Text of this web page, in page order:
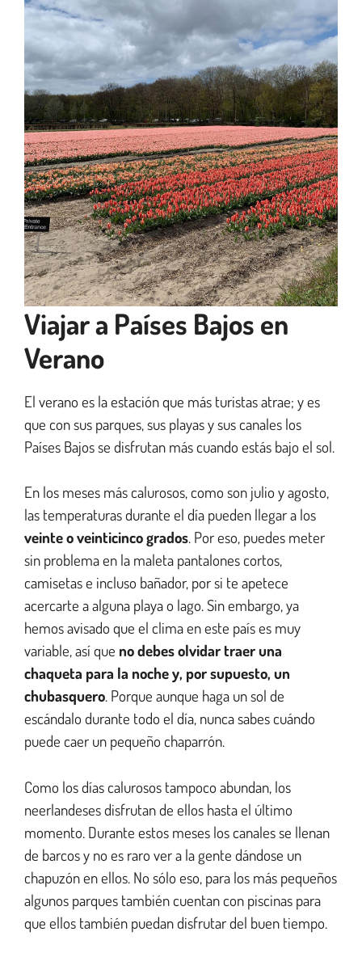
Viajar a Países Bajos en
Verano
El verano es la estación que más turistas atrae; y es
que con sus parques, sus playas y sus canales los
Países Bajos se disfrutan más cuando estás bajo el sol.
En los meses más calurosos, como son julio y agosto,
las temperaturas durante el día pueden llegar a los
veinte o veinticinco grados. Por eso, puedes meter
sin problema en la maleta pantalones cortos,
camisetas e incluso bañador, por si te apetece
acercarte a alguna playa o lago. Sin embargo, ya
hemos avisado que el clima en este país es muy
variable, así que no debes olvidar traer una
chaqueta para la noche y, por supuesto, un
chubasquero. Porque aunque haga un sol de
escándalo durante todo el día, nunca sabes cuándo
puede caer un pequeño chaparrón.
Como los días calurosos tampoco abundan, los
neerlandeses disfrutan de ellos hasta el último
momento. Durante estos meses los canales se llenan
de barcos y no es raro ver a la gente dándose un
chapuzón en ellos. No sólo eso, para los más pequeños
algunos parques también cuentan con piscinas para
que ellos también puedan disfrutar del buen tiempo.